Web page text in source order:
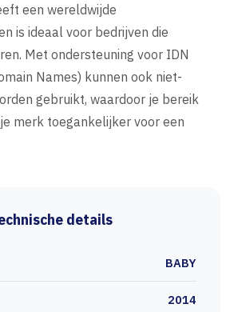
een wereldwijde
is ideaal voor bedrijven die
Met ondersteuning voor IDN
Names) kunnen ook niet-
gebruikt, waardoor je bereik
merk toegankelijker voor een
details
BABY
2014